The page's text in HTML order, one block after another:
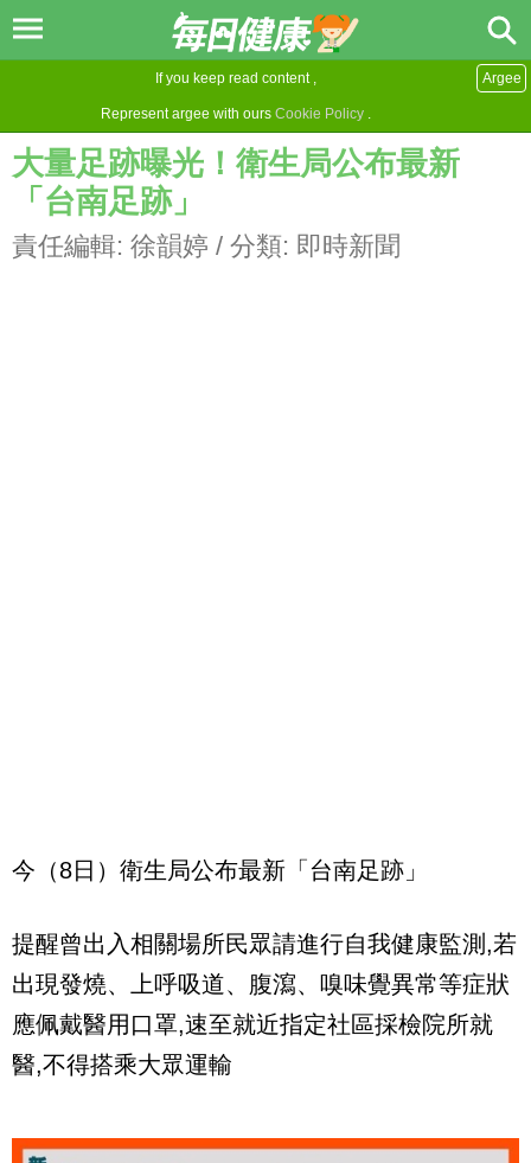
If you keep read content ,
Represent argee with ours Cookie Policy .
Argee
大量足跡曝光！衛生局公布最新
「台南足跡」
責任編輯: 徐韻婷 / 分類: 即時新聞
今（8日）衛生局公布最新「台南足跡」
提醒曾出入相關場所民眾請進行自我健康監測,若
出現發燒、上呼吸道、腹瀉、嗅味覺異常等症狀
應佩戴醫用口罩,速至就近指定社區採檢院所就
醫,不得搭乘大眾運輸